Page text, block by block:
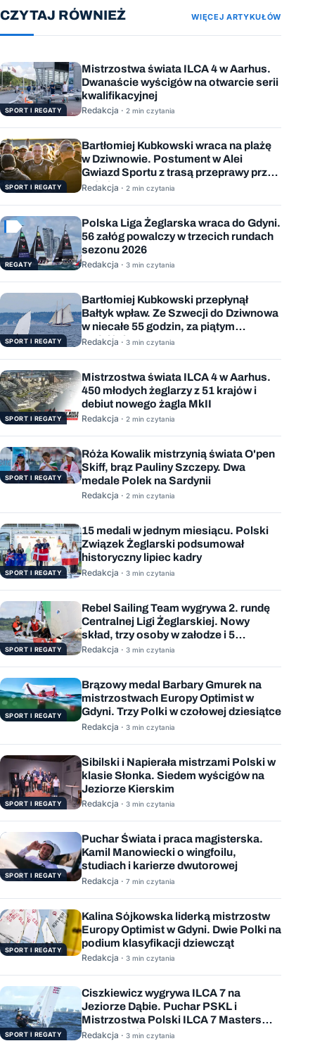
CZYTAJ RÓWNIEŻ WIĘCEJ ARTYKUŁÓW
SPORT I REGATY
Mistrzostwa świata ILCA 4 w Aarhus.
Dwanaście wyścigów na otwarcie serii
kwalifikacyjnej
Redakcja · 2 min czytania
SPORT I REGATY
Bartłomiej Kubkowski wraca na plażę
w Dziwnowie. Postument w Alei
Gwiazd Sportu z trasą przeprawy przez
Bałtyk
Redakcja · 2 min czytania
REGATY
Polska Liga Żeglarska wraca do Gdyni.
56 załóg powalczy w trzecich rundach
sezonu 2026
Redakcja · 3 min czytania
SPORT I REGATY
Bartłomiej Kubkowski przepłynął
Bałtyk wpław. Ze Szwecji do Dziwnowa
w niecałe 55 godzin, za piątym
podejściem
Redakcja · 3 min czytania
SPORT I REGATY
Mistrzostwa świata ILCA 4 w Aarhus.
450 młodych żeglarzy z 51 krajów i
debiut nowego żagla MkII
Redakcja · 2 min czytania
SPORT I REGATY
Róża Kowalik mistrzynią świata O'pen
Skiff, brąz Pauliny Szczepy. Dwa
medale Polek na Sardynii
Redakcja · 2 min czytania
SPORT I REGATY
15 medali w jednym miesiącu. Polski
Związek Żeglarski podsumował
historyczny lipiec kadry
Redakcja · 3 min czytania
SPORT I REGATY
Rebel Sailing Team wygrywa 2. rundę
Centralnej Ligi Żeglarskiej. Nowy
skład, trzy osoby w załodze i 5
wygranych wyścigów
Redakcja · 3 min czytania
SPORT I REGATY
Brązowy medal Barbary Gmurek na
mistrzostwach Europy Optimist w
Gdyni. Trzy Polki w czołowej dziesiątce
Redakcja · 3 min czytania
SPORT I REGATY
Sibilski i Napierała mistrzami Polski w
klasie Słonka. Siedem wyścigów na
Jeziorze Kierskim
Redakcja · 3 min czytania
SPORT I REGATY
Puchar Świata i praca magisterska.
Kamil Manowiecki o wingfoilu,
studiach i karierze dwutorowej
Redakcja · 7 min czytania
SPORT I REGATY
Kalina Sójkowska liderką mistrzostw
Europy Optimist w Gdyni. Dwie Polki na
podium klasyfikacji dziewcząt
Redakcja · 3 min czytania
SPORT I REGATY
Ciszkiewicz wygrywa ILCA 7 na
Jeziorze Dąbie. Puchar PSKL i
Mistrzostwa Polski ILCA 7 Masters
rozstrzygnięte
Redakcja · 3 min czytania